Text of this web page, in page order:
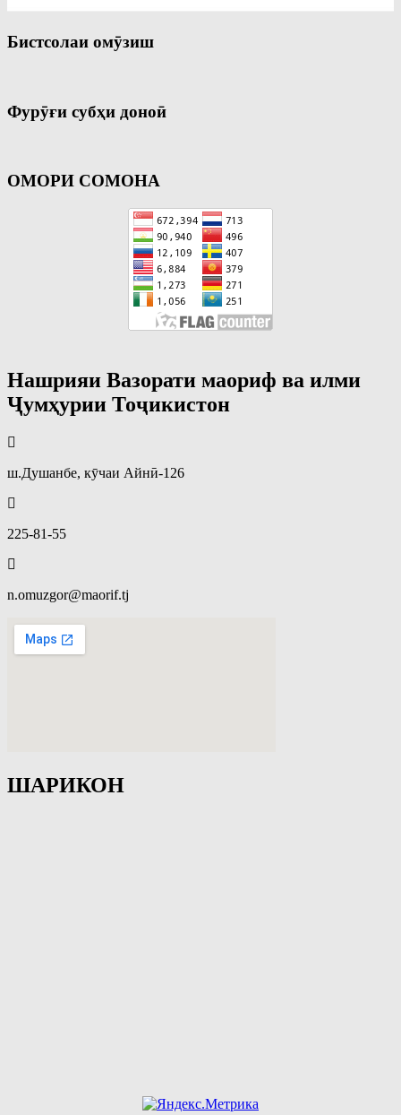
Бистсолаи омӯзиш
Фурӯғи субҳи доноӣ
ОМОРИ СОМОНА
Нашрияи Вазорати маориф ва илми
Ҷумҳурии Тоҷикистон
ш.Душанбе, кӯчаи Айнӣ-126
225-81-55
n.omuzgor@maorif.tj
ШАРИКОН